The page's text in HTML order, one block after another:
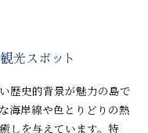
光スポット
歴史的背景が魅力の島で
海岸線や色とりどりの熱
しを与えています。特